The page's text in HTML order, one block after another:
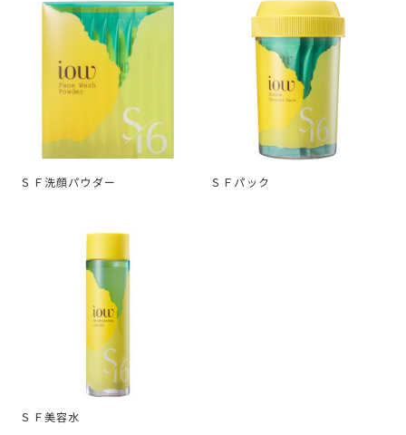
ＳＦ洗顔パウダー ＳＦパック
ＳＦ美容水